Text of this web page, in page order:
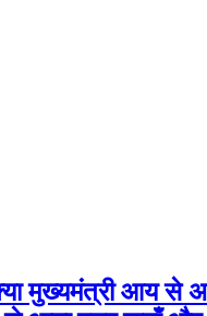
मुख्यमंत्री आय